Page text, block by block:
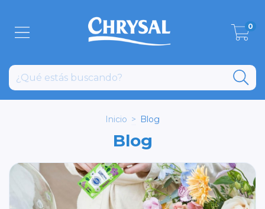
0
Inicio > Blog
Blog